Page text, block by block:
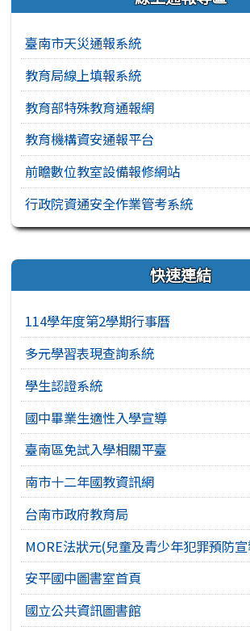
臺南市天災通報系統
教育局線上填報系統
教育部特殊教育通報網
教育機構資安通報平台
前瞻數位教室設備報修網站
行政院資通安全作業管考系統
右邊區域內容 快速連結
114學年度第2學期行事曆
多元學習表現查詢系統
學生認證系統
國中畢業生適性入學宣導
臺南區免試入學相關平臺
南市十二年國教資訊網
台南市政府教育局
MORE法狀元(兒童及青少年犯罪預防
安平國中圖書室首頁
國立公共資訊圖書館